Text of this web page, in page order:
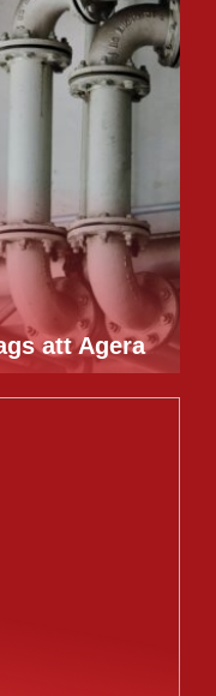
att Agera